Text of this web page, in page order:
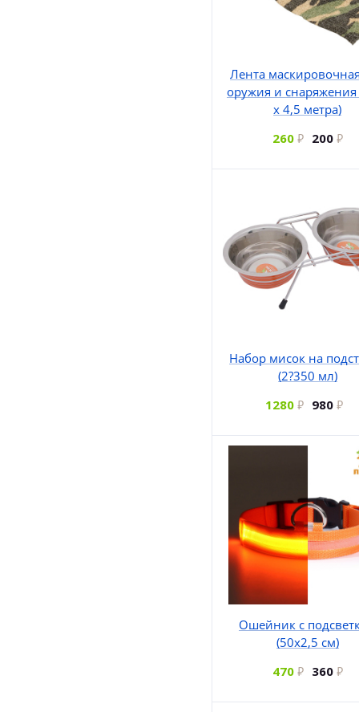
Лента
оружия и снаряжения
х 4,5 метра)
260
200
Набор мисок на
(2?350 мл)
1280
980
Ошейник с
(50х2,5 см)
470
360